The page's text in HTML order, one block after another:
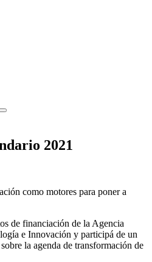
2021
como motores para poner a
de financiación de la Agencia
e Innovación y participá de un
la agenda de transformación de